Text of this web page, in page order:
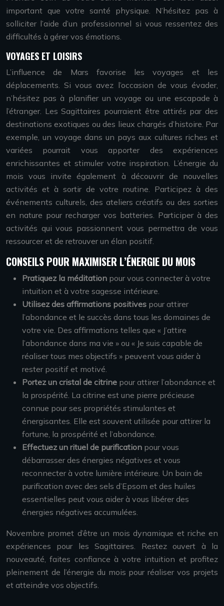
important que votre santé physique. N’hésitez pas à
solliciter l’aide d’un professionnel si vous ressentez des
difficultés à gérer vos émotions.
VOYAGES ET LOISIRS
L’influence de Mars favorise les voyages et les
déplacements. Si vous avez l’occasion de vous évader,
n’hésitez pas à planifier un voyage ou une escapade à
l’étranger. Les Sagittaires pourraient être attirés par des
destinations exotiques ou des lieux chargés d’histoire. Par
exemple, un voyage dans un pays aux cultures riches et
variées pourrait vous apporter des expériences
enrichissantes et stimuler votre inspiration. L’énergie du
mois vous invite également à découvrir de nouvelles
activités et à sortir de votre routine. Participez à des
événements culturels, des ateliers créatifs ou des sorties
en nature pour recharger vos batteries. Participer à des
activités qui vous passionnent vous permettra de vous
ressourcer et de retrouver un élan positif.
CONSEILS POUR MAXIMISER L’ÉNERGIE DU MOIS
Pratiquez la méditation pour vous connecter à votre
intuition et à votre sagesse intérieure.
Utilisez des affirmations positives pour attirer
l’abondance et le succès dans tous les domaines de
votre vie. Des affirmations telles que « J’attire
l’abondance dans ma vie » ou « Je suis capable de
réaliser tous mes objectifs » peuvent vous aider à
rester positif et motivé.
Portez un cristal de citrine pour attirer l’abondance et
la prospérité. La citrine est une pierre précieuse
connue pour ses propriétés stimulantes et
énergisantes. Elle est souvent utilisée pour attirer la
fortune, la prospérité et l’abondance.
Effectuez un rituel de purification pour vous
débarrasser des énergies négatives et vous
reconnecter à votre lumière intérieure. Un bain de
purification avec des sels d’Epsom et des huiles
essentielles peut vous aider à vous libérer des
énergies négatives accumulées.
Novembre promet d’être un mois dynamique et riche en
expériences pour les Sagittaires. Restez ouvert à la
nouveauté, faites confiance à votre intuition et profitez
pleinement de l’énergie du mois pour réaliser vos projets
et atteindre vos objectifs.